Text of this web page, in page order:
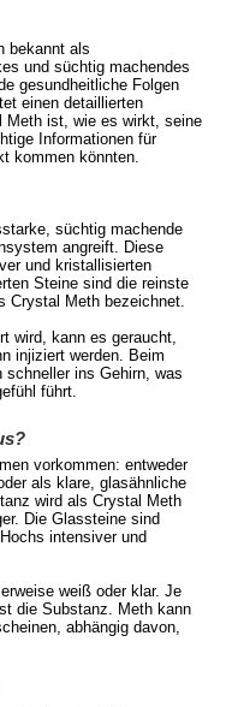
bekannt als
und süchtig machendes
gesundheitliche Folgen
einen detaillierten
Meth ist, wie es wirkt, seine
Informationen für
kommen könnten.
süchtig machende
angreift. Diese
und kristallisierten
Steine sind die reinste
Crystal Meth bezeichnet.
wird, kann es geraucht,
injiziert werden. Beim
schneller ins Gehirn, was
führt.
vorkommen: entweder
als klare, glasähnliche
wird als Crystal Meth
Die Glassteine sind
intensiver und
weiß oder klar. Je
die Substanz. Meth kann
abhängig davon,